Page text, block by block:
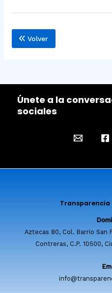
Volver
Únete a la
sociales
Transparencia
Aztecas 80, Col. Barrio San
Contreras, C.P. 10500,